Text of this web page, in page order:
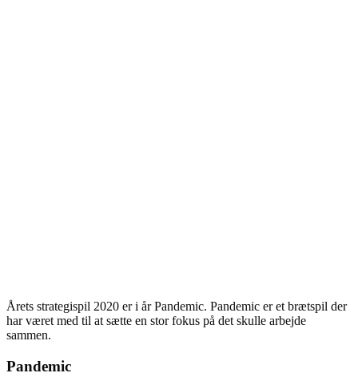
Årets strategispil 2020 er i år Pandemic. Pandemic er et brætspil der
har været med til at sætte en stor fokus på det skulle arbejde
sammen.
Pandemic